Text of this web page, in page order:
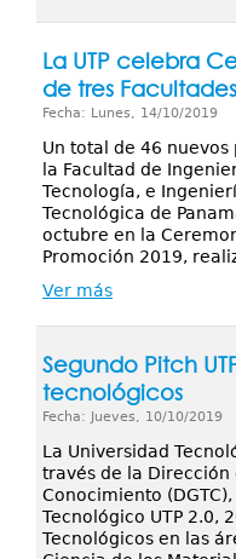
La UTP celebra
de tres Facultades
Fecha: Lunes, 14/10/2019
Un total de 46
la Facultad de
Tecnología, e
Tecnológica de
octubre en la
Promoción 2019,
Ver más
Segundo Pitch
tecnológicos
Fecha: Jueves, 10/10/2019
La Universidad
través de la Dirección
Conocimiento
Tecnológico UTP 2.0,
Tecnológicos en las